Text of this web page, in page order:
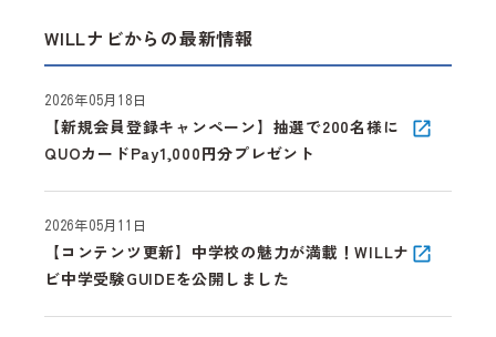
WILLナビからの最新情報
【新規会員登録キャンペーン】抽選で200名様に
QUOカードPay1,000円分プレゼント
2026年05月18日
【コンテンツ更新】中学校の魅力が満載！WILLナ
ビ中学受験GUIDEを公開しました
2026年05月11日